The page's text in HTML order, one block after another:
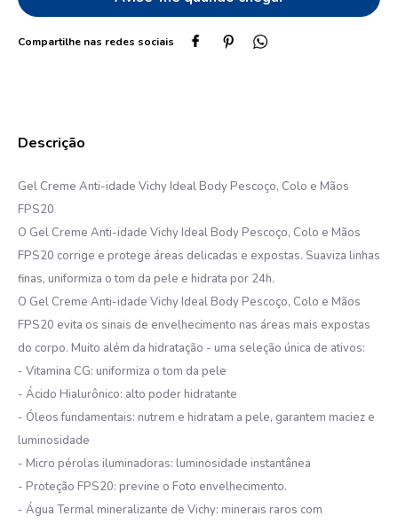
Gel Creme Anti-idade Vichy Ideal Body Pescoço, Colo e Mãos
FPS20
O Gel Creme Anti-idade Vichy Ideal Body Pescoço, Colo e Mãos
FPS20 corrige e protege áreas delicadas e expostas. Suaviza linhas
finas, uniformiza o tom da pele e hidrata por 24h.
O Gel Creme Anti-idade Vichy Ideal Body Pescoço, Colo e Mãos
FPS20 evita os sinais de envelhecimento nas áreas mais expostas
do corpo. Muito além da hidratação - uma seleção única de ativos:
- Vitamina CG: uniformiza o tom da pele
- Ácido Hialurônico: alto poder hidratante
- Óleos fundamentais: nutrem e hidratam a pele, garantem maciez e
luminosidade
- Micro pérolas iluminadoras: luminosidade instantânea
- Proteção FPS20: previne o Foto envelhecimento.
- Água Termal mineralizante de Vichy: minerais raros com